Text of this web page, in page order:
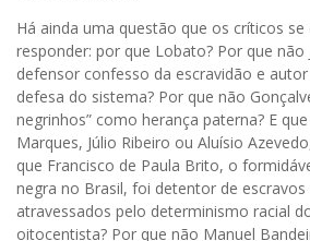
Há ainda uma questão que os críticos se
responder: por que Lobato? Por que não
defensor confesso da escravidão e
defesa do sistema? Por que não
negrinhos” como herança paterna? E
Marques, Júlio Ribeiro ou Aluísio
que Francisco de Paula Brito, o
negra no Brasil, foi detentor de
atravessados pelo determinismo racial
oitocentista? Por que não Manuel